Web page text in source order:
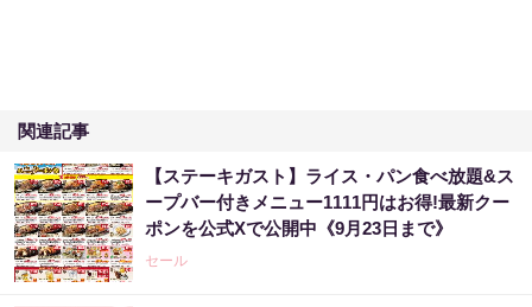
関連記事
【ステーキガスト】ライス・パン食べ放題&ス
ープバー付きメニュー1111円はお得!最新クー
ポンを公式Xで公開中《9月23日まで》
セール